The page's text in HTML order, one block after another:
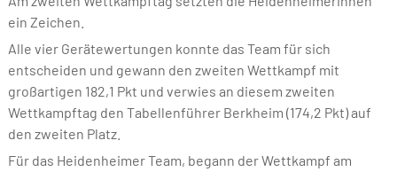
ein Zeichen.
Alle vier Gerätewertungen konnte das Team für sich
entscheiden und gewann den zweiten Wettkampf mit
großartigen 182,1 Pkt und verwies an diesem zweiten
Wettkampftag den Tabellenführer Berkheim (174,2 Pkt) auf
den zweiten Platz.
Für das Heidenheimer Team, begann der Wettkampf am